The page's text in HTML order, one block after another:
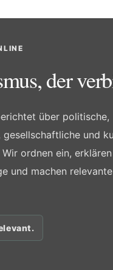
der
über politische,
und
ordnen ein, erklären
und machen